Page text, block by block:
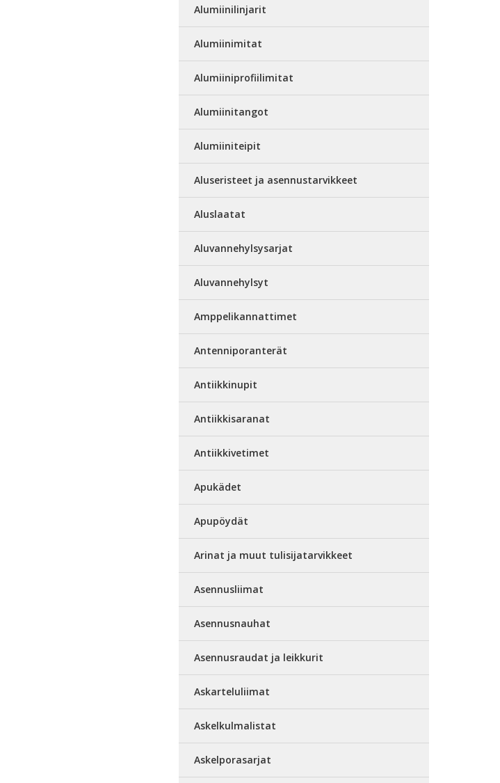
Alumiinilinjarit
Alumiinimitat
Alumiiniprofiilimitat
Alumiinitangot
Alumiiniteipit
Aluseristeet ja asennustarvikkeet
Aluslaatat
Aluvannehylsysarjat
Aluvannehylsyt
Amppelikannattimet
Antenniporanterät
Antiikkinupit
Antiikkisaranat
Antiikkivetimet
Apukädet
Apupöydät
Arinat ja muut tulisijatarvikkeet
Asennusliimat
Asennusnauhat
Asennusraudat ja leikkurit
Askarteluliimat
Askelkulmalistat
Askelporasarjat